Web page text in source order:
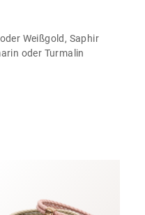
Weißgold, Saphir
oder Turmalin